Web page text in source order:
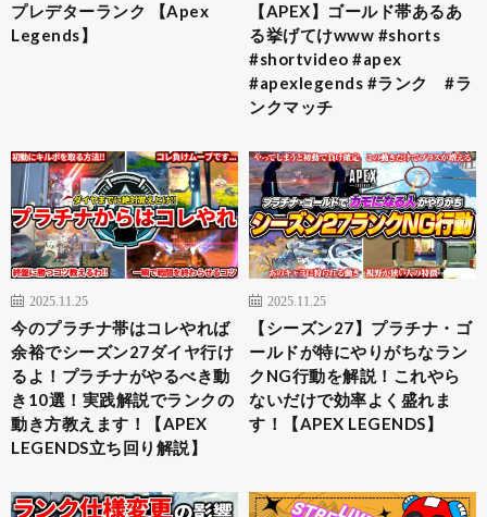
プレデターランク 【Apex
Legends】
【APEX】ゴールド帯あるあ
る挙げてけwww #shorts
#shortvideo #apex
#apexlegends #ランク #ラ
ンクマッチ
2025.11.25
今のプラチナ帯はコレやれば
余裕でシーズン27ダイヤ行け
るよ！プラチナがやるべき動
き10選！実践解説でランクの
動き方教えます！【APEX
LEGENDS立ち回り解説】
2025.11.25
【シーズン27】プラチナ・ゴ
ールドが特にやりがちなラン
クNG行動を解説！これやら
ないだけで効率よく盛れま
す！【APEX LEGENDS】